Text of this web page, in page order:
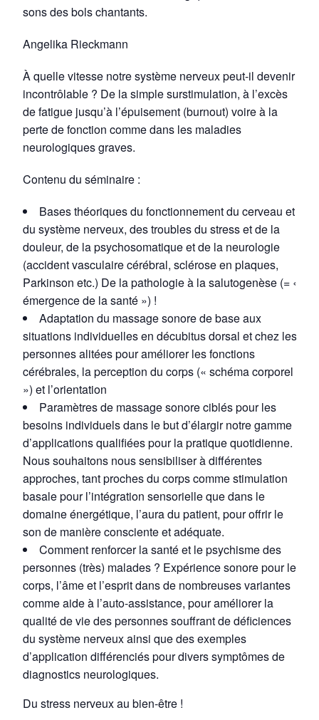
sons des bols chantants.
Angelika Rieckmann
À quelle vitesse notre système nerveux peut-il devenir
incontrôlable ? De la simple surstimulation, à l’excès
de fatigue jusqu’à l’épuisement (burnout) voire à la
perte de fonction comme dans les maladies
neurologiques graves.
Contenu du séminaire :
Bases théoriques du fonctionnement du cerveau et
du système nerveux, des troubles du stress et de la
douleur, de la psychosomatique et de la neurologie
(accident vasculaire cérébral, sclérose en plaques,
Parkinson etc.) De la pathologie à la salutogenèse (= «
émergence de la santé ») !
Adaptation du massage sonore de base aux
situations individuelles en décubitus dorsal et chez les
personnes alitées pour améliorer les fonctions
cérébrales, la perception du corps (« schéma corporel
») et l’orientation
Paramètres de massage sonore ciblés pour les
besoins individuels dans le but d’élargir notre gamme
d’applications qualifiées pour la pratique quotidienne.
Nous souhaitons nous sensibiliser à différentes
approches, tant proches du corps comme stimulation
basale pour l’intégration sensorielle que dans le
domaine énergétique, l’aura du patient, pour offrir le
son de manière consciente et adéquate.
Comment renforcer la santé et le psychisme des
personnes (très) malades ? Expérience sonore pour le
corps, l’âme et l’esprit dans de nombreuses variantes
comme aide à l’auto-assistance, pour améliorer la
qualité de vie des personnes souffrant de déficiences
du système nerveux ainsi que des exemples
d’application différenciés pour divers symptômes de
diagnostics neurologiques.
Du stress nerveux au bien-être !